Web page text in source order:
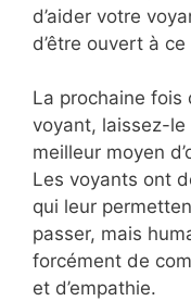
d’aider votre
d’être ouvert à ce
La prochaine fois
voyant, laissez-le
meilleur moyen
Les voyants ont
qui leur
passer, mais
forcément de
et d’empathie.